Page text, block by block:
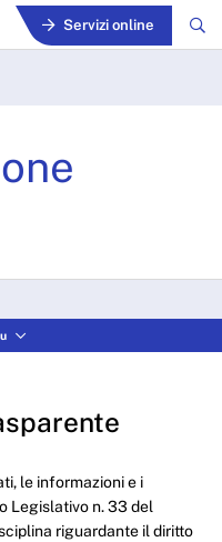
Servizi online
le informazioni e i
Legislativo n. 33 del
riguardante il diritto